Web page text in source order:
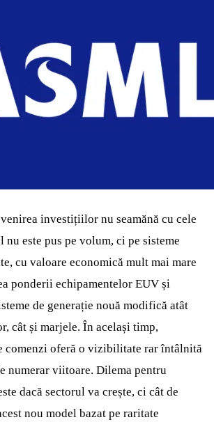
investițiilor nu seamănă cu cele
este pus pe volum, ci pe sisteme
cu valoare economică mult mai mare
ponderii echipamentelor EUV și
de generație nouă modifică atât
cât și marjele. În același timp,
comenzi oferă o vizibilitate rar întâlnită
numerar viitoare. Dilema pentru
dacă sectorul va crește, ci cât de
nou model bazat pe raritate